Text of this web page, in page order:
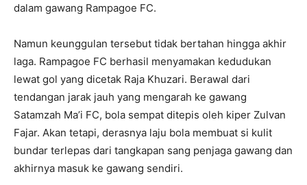
dalam gawang Rampagoe FC.
Namun keunggulan tersebut tidak bertahan hingga akhir
laga. Rampagoe FC berhasil menyamakan kedudukan
lewat gol yang dicetak Raja Khuzari. Berawal dari
tendangan jarak jauh yang mengarah ke gawang
Satamzah Ma’i FC, bola sempat ditepis oleh kiper Zulvan
Fajar. Akan tetapi, derasnya laju bola membuat si kulit
bundar terlepas dari tangkapan sang penjaga gawang dan
akhirnya masuk ke gawang sendiri.